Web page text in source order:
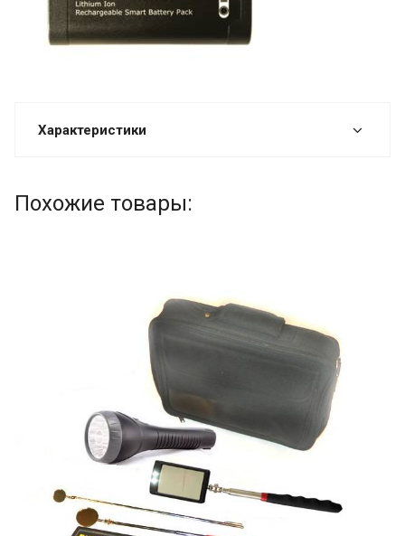
Характеристики
Похожие товары: